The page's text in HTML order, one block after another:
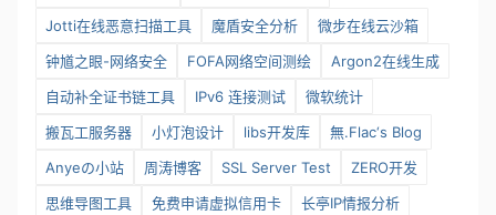
Jotti在线恶意扫描工具
魔盾安全分析
微步在线云沙箱
钟馗之眼-网络安全
FOFA网络空间测绘
Argon2在线生成
自动补全证书链工具
IPv6 连接测试
微软统计
搬瓦工服务器
小灯泡设计 libs开发库
無.Flac‘s Blog
Anyeの小站
周涛博客 SSL Server Test
ZERO开发
思维导图工具
免费申请虚拟信用卡
长亭IP情报分析